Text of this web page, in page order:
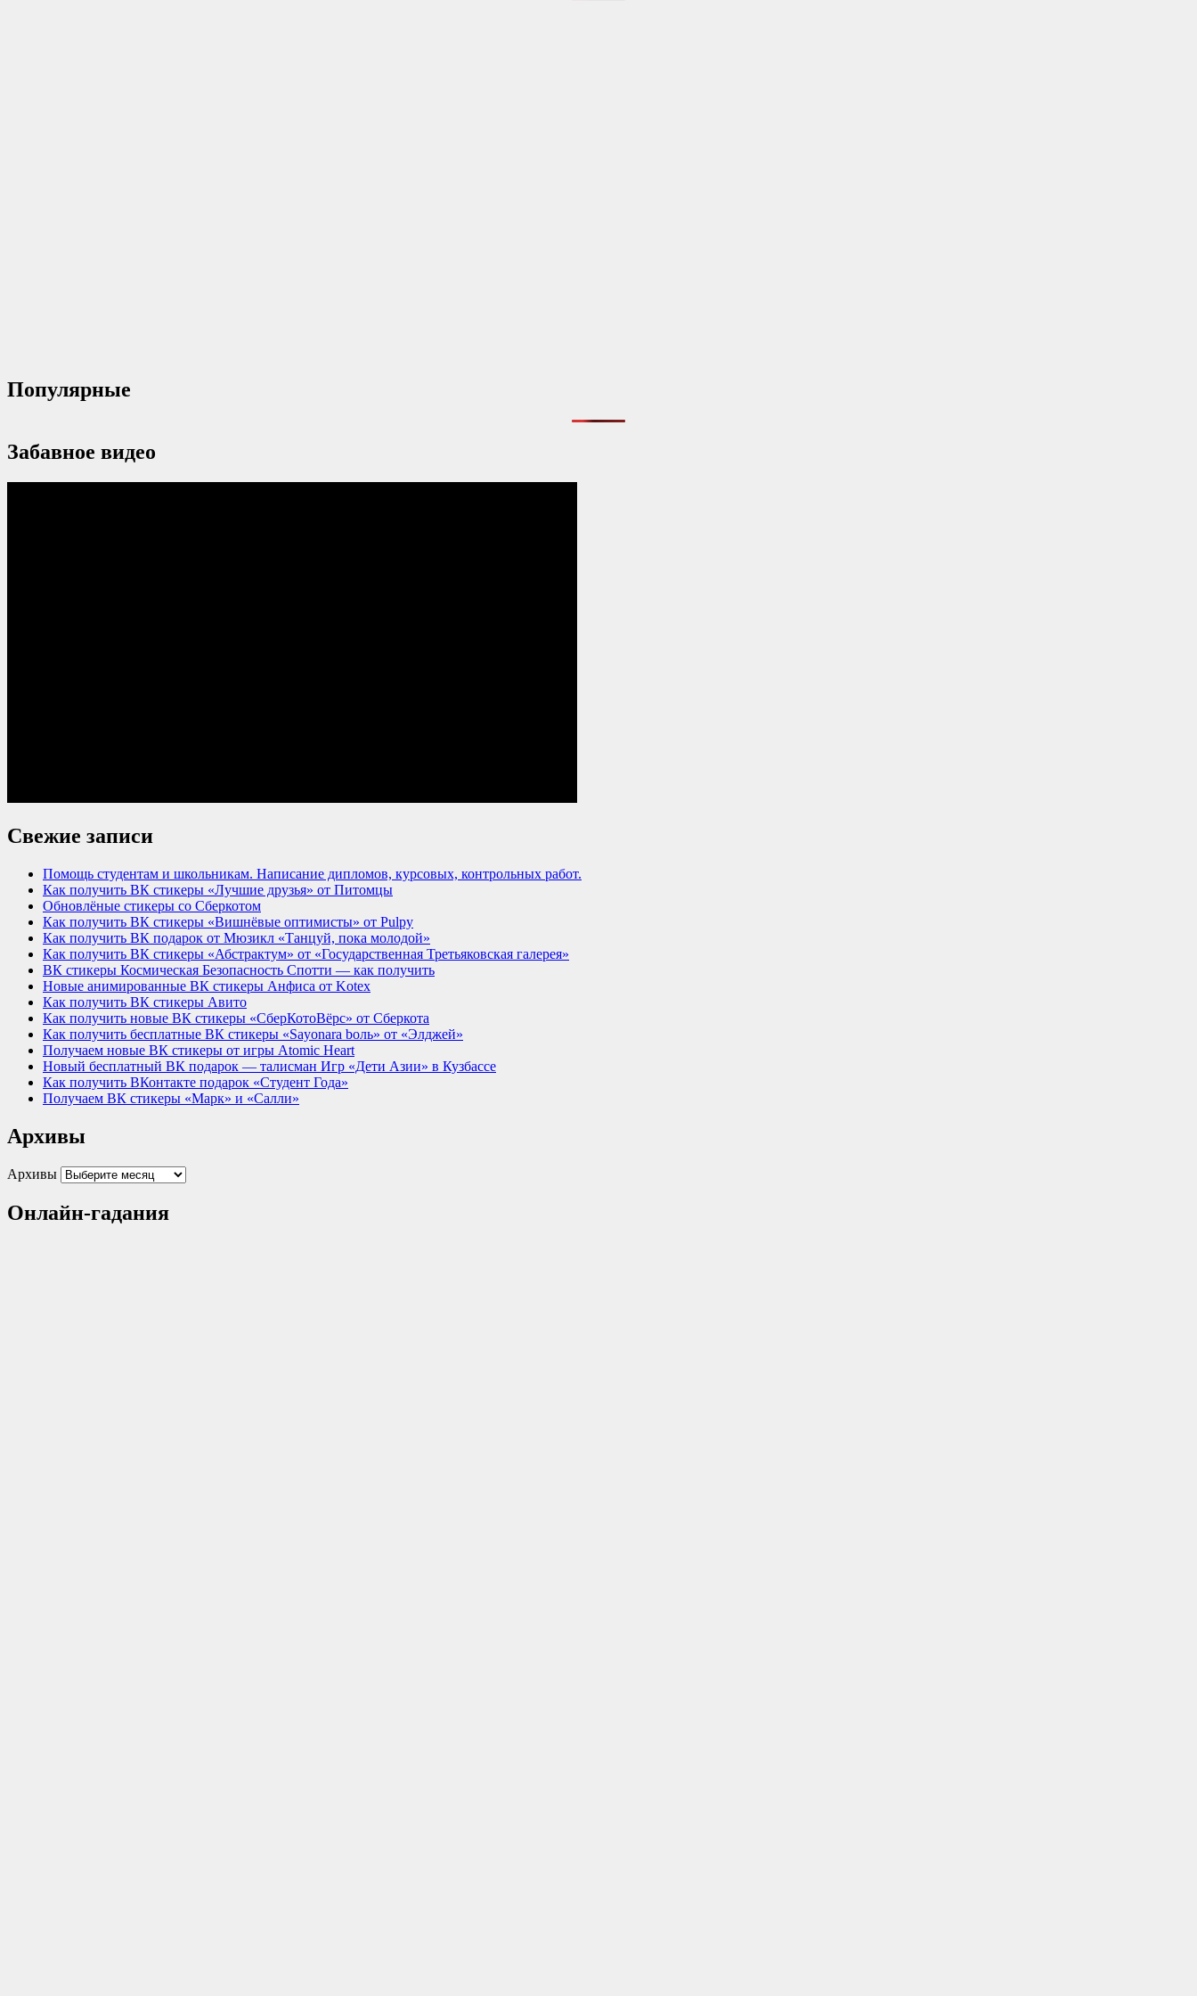
Популярные
Забавное видео
Свежие записи
Помощь студентам и школьникам. Написание дипломов, курсовых, контрольных работ.
Как получить ВК стикеры «Лучшие друзья» от Питомцы
Обновлёные стикеры со Сберкотом
Как получить ВК стикеры «Вишнёвые оптимисты» от Pulpy
Как получить ВК подарок от Мюзикл «Танцуй, пока молодой»
Как получить ВК стикеры «Абстрактум» от «Государственная Третьяковская галерея»
ВК стикеры Космическая Безопасность Спотти — как получить
Новые анимированные ВК стикеры Анфиса от Kotex
Как получить ВК стикеры Авито
Как получить новые ВК стикеры «СберКотоВёрс» от Сберкота
Как получить бесплатные ВК стикеры «Sayonara bоль» от «Элджей»
Получаем новые ВК стикеры от игры Atomic Heart
Новый бесплатный ВК подарок — талисман Игр «Дети Азии» в Кузбассе
Как получить ВКонтакте подарок «Студент Года»
Получаем ВК стикеры «Марк» и «Салли»
Архивы
Архивы
Онлайн-гадания